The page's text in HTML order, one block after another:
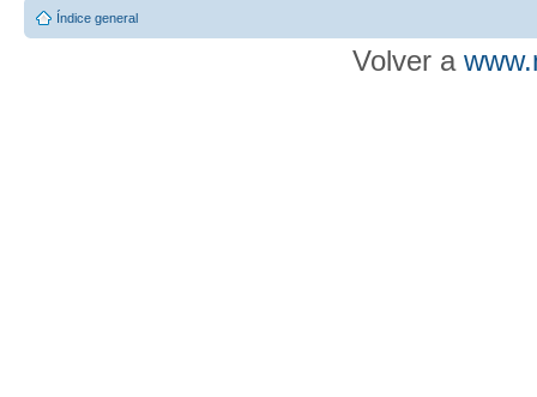
Índice general
Volver a